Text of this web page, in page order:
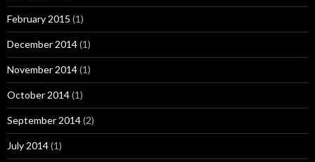
February 2015 (1)
December 2014(1)
November 2014(1)
October 2014(1)
September 2014(2)
July 2014(1)